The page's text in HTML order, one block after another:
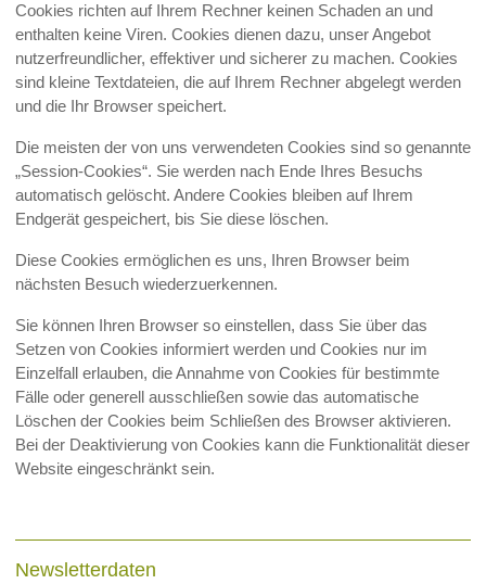
Cookies richten auf Ihrem Rechner keinen Schaden an und
enthalten keine Viren. Cookies dienen dazu, unser Angebot
nutzerfreundlicher, effektiver und sicherer zu machen. Cookies
sind kleine Textdateien, die auf Ihrem Rechner abgelegt werden
und die Ihr Browser speichert.
Die meisten der von uns verwendeten Cookies sind so genannte
„Session-Cookies“. Sie werden nach Ende Ihres Besuchs
automatisch gelöscht. Andere Cookies bleiben auf Ihrem
Endgerät gespeichert, bis Sie diese löschen.
Diese Cookies ermöglichen es uns, Ihren Browser beim
nächsten Besuch wiederzuerkennen.
Sie können Ihren Browser so einstellen, dass Sie über das
Setzen von Cookies informiert werden und Cookies nur im
Einzelfall erlauben, die Annahme von Cookies für bestimmte
Fälle oder generell ausschließen sowie das automatische
Löschen der Cookies beim Schließen des Browser aktivieren.
Bei der Deaktivierung von Cookies kann die Funktionalität dieser
Website eingeschränkt sein.
Newsletterdaten